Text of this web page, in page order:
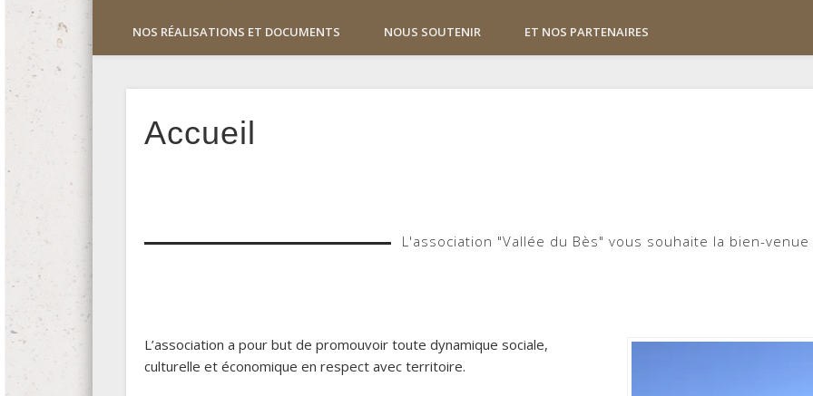
NOS RÉALISATIONS ET DOCUMENTS NOUS SOUTENIR ET NOS PARTENAIRES
Accueil
L'association "Vallée du Bès" vous souhaite la bien-venue
L’association a pour but de promouvoir toute dynamique sociale,
culturelle et économique en respect avec territoire.